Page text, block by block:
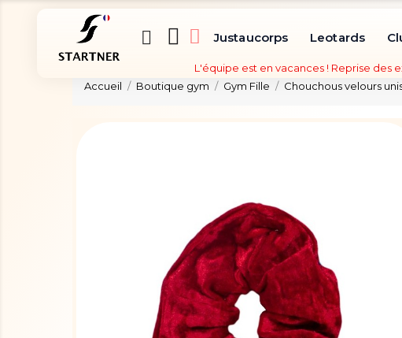
Justaucorps Leotards
L'équipe est en vacances ! Reprise des
Accueil
Boutique gym Gym Fille Chouchous velours